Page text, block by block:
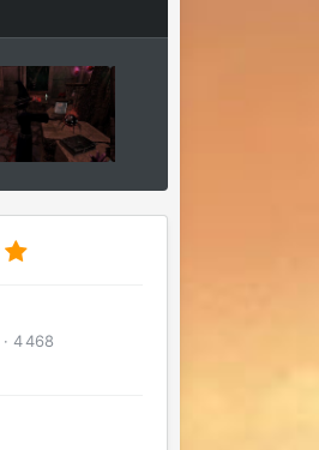
· 4 468